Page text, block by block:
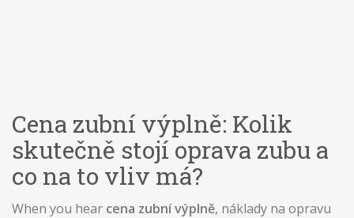
Cena zubní výplně: Kolik
skutečně stojí oprava zubu a
co na to vliv má?
When you hear cena zubní výplně, náklady na opravu